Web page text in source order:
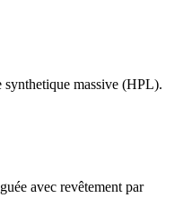
massive (HPL).
avec revêtement par